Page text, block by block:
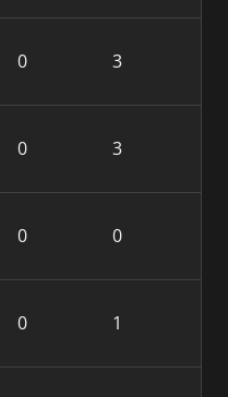
0 3
0 3
0 0
0 1